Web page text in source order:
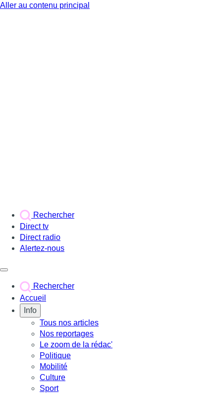
Aller au contenu principal
Rechercher
Direct tv
Direct radio
Alertez-nous
Rechercher
Accueil
Info
Tous nos articles
Nos reportages
Le zoom de la rédac'
Politique
Mobilité
Culture
Sport